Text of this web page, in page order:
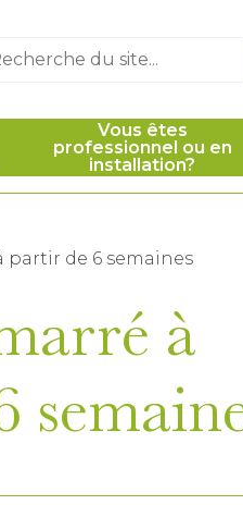
Vous êtes
professionnel ou en
installation?
partir de 6 semaines
à